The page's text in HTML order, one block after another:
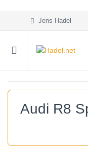
Jens Hadel
Audi R8